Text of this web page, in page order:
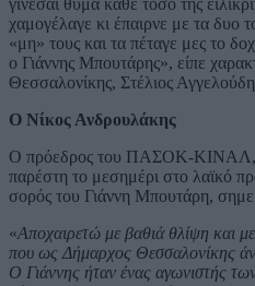
χαμογέλαγε κι έπαιρνε με τα δυο
«μη» τους και τα πέταγε μες το
ο Γιάννης Μπουτάρης», είπε
Θεσσαλονίκης, Στέλιος
Ο Νίκος Ανδρουλάκης
O πρόεδρος του ΠΑΣΟΚ-ΚΙΝΑΛ,
παρέστη το μεσημέρι στο λαϊκό
σορός του Γιάννη Μπουτάρη,
«Αποχαιρετώ με βαθιά θλίψη και
που ως Δήμαρχος Θεσσαλονίκης
Ο Γιάννης ήταν ένας αγωνιστής